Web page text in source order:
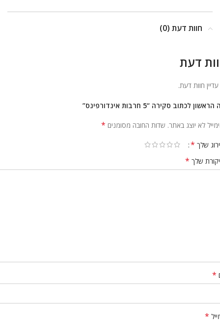
brightness_low ניגודיות כהה
font_download
סמן קישורים
את
האפשרויות
הצהרת נגישות
חוות דעת (0)
דעת
עדיין חוות דעת.
לכתוב סקירה “5 חרבות אינדורפינס”
לא יוצג באתר. שדות החובה מסומנים *
שלך *
שלך *
*
*